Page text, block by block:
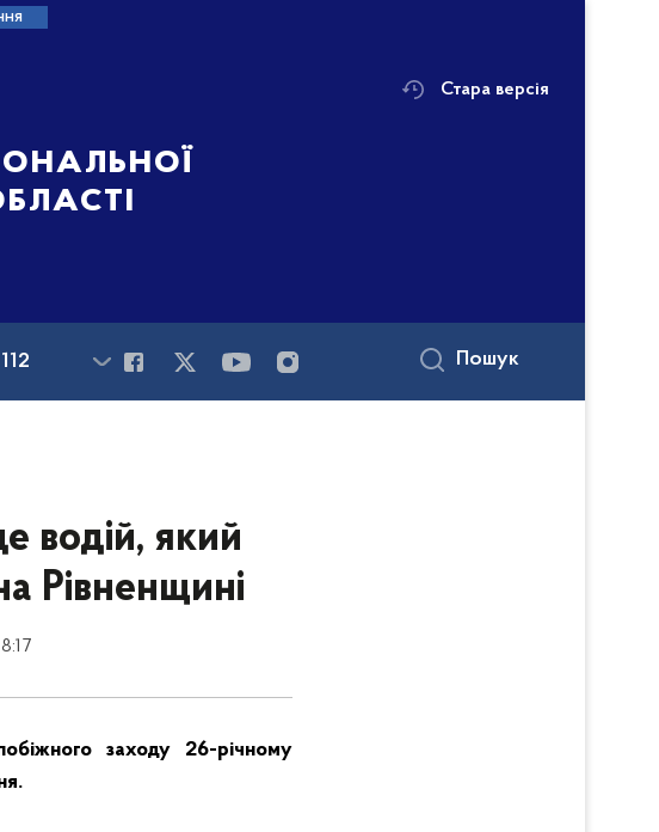
Стара версія
Пошук
водій, який
Рівненщині
заходу 26-річному